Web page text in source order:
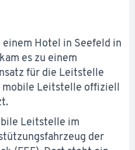
Hotel in Seefeld in
es zu einem
für die Leitstelle
mobile Leitstelle offiziell
Leitstelle im
der